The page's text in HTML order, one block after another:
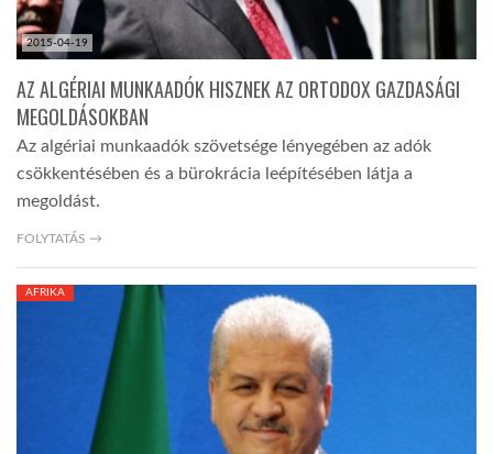
2015-04-19
AZ ALGÉRIAI MUNKAADÓK HISZNEK AZ ORTODOX GAZDASÁGI
MEGOLDÁSOKBAN
Az algériai munkaadók szövetsége lényegében az adók
csökkentésében és a bürokrácia leépítésében látja a
megoldást.
FOLYTATÁS →
AFRIKA